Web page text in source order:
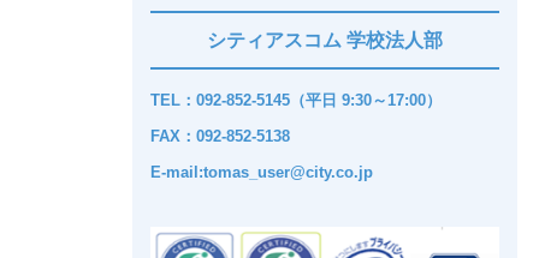
シティアスコム 学校法人部
TEL：092-852-5145（平日 9:30～17:00）
FAX：092-852-5138
E-mail:tomas_user@city.co.jp